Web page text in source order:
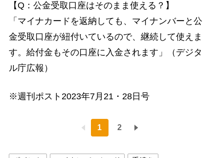
【Q：公金受取口座はそのまま使える？】
「マイナカードを返納しても、マイナンバーと公
金受取口座が紐付いているので、継続して使えま
す。給付金もその口座に入金されます」（デジタ
ル庁広報）
※週刊ポスト2023年7月21・28日号
1 2